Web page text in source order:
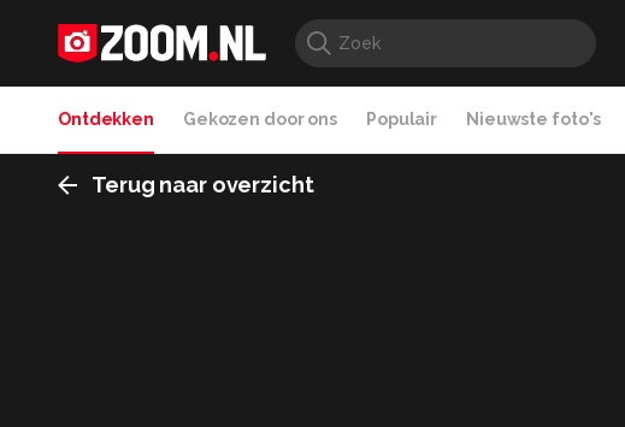
Ontdekken Gekozen door ons Populair Nieuwste foto's
Terug naar overzicht